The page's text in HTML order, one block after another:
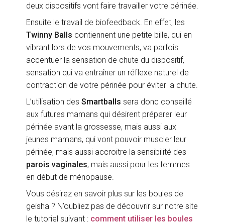
deux dispositifs vont faire travailler votre périnée.
Ensuite le travail de biofeedback. En effet, les
Twinny Balls contiennent une petite bille, qui en
vibrant lors de vos mouvements, va parfois
accentuer la sensation de chute du dispositif,
sensation qui va entraîner un réflexe naturel de
contraction de votre périnée pour éviter la chute.
L’utilisation desSmartballs sera donc conseillé
aux futures mamans qui désirent préparer leur
périnée avant la grossesse, mais aussi aux
jeunes mamans, qui vont pouvoir muscler leur
périnée, mais aussi accroitre la sensibilité des
parois vaginales, mais aussi pour les femmes
en début de ménopause.
Vous désirez en savoir plus sur les boules de
geisha ? N’oubliez pas de découvrir sur notre site
le tutoriel suivant : comment utiliser les boules